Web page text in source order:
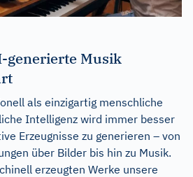
generierte Musik
als einzigartig menschliche
Intelligenz wird immer besser
Erzeugnisse zu generieren – von
über Bilder bis hin zu Musik.
erzeugten Werke unsere